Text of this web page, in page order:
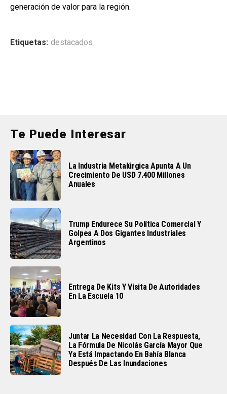
generación de valor para la región.
Etiquetas: destacados
Te Puede Interesar
La Industria Metalúrgica Apunta A Un
Crecimiento De USD 7.400 Millones
Anuales
Trump Endurece Su Política Comercial Y
Golpea A Dos Gigantes Industriales
Argentinos
Entrega De Kits Y Visita De Autoridades
En La Escuela 10
Juntar La Necesidad Con La Respuesta,
La Fórmula De Nicolás García Mayor Que
Ya Está Impactando En Bahía Blanca
Después De Las Inundaciones